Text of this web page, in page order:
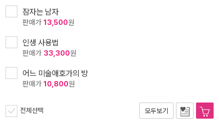
잠자는 남자
판매가 13,500원
인생 사용법
판매가 33,300원
어느 미술애호가의 방
판매가 10,800원
전체선택 모두보기